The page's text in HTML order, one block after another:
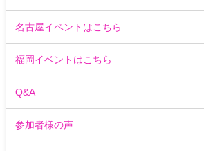
名古屋イベントはこちら
福岡イベントはこちら
Q&A
参加者様の声